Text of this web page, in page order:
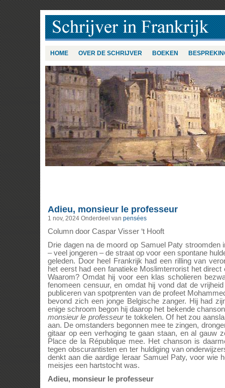
HOME OVER DE SCHRIJVER BOEKEN
Adieu, monsieur le professeur
1 nov, 2024 Onderdeel van pensées
Column door Caspar Visser ‘t Hooft
Drie dagen na de moord op Samuel Paty stroomden
– veel jongeren – de straat op voor een spontane
geleden. Door heel Frankrijk had een rilling van
het eerst had een fanatieke Moslimterrorist het
Waarom? Omdat hij voor een klas scholieren
fenomeen censuur, en omdat hij vond dat de
publiceren van spotprenten van de profeet
bevond zich een jonge Belgische zanger. Hij had
enige schroom begon hij daarop het bekende
monsieur le professeurte tokkelen. Of het zou
aan. De omstanders begonnen mee te zingen,
gitaar op een verhoging te gaan staan, en al gauw
Place de la République mee. Het chanson is
tegen obscurantisten en ter huldiging van
denkt aan die aardige leraar Samuel Paty, voor wie
meisjes een hartstocht was.
Adieu, monsieur le professeur